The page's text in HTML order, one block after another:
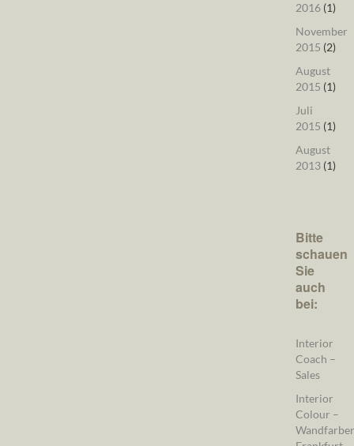
2016(1)
November
2015 (2)
August
2015 (1)
Juli
2015 (1)
August
2013(1)
Bitte
schauen
Sie
auch
bei:
Interior
Coach –
Sales
Interior
Colour –